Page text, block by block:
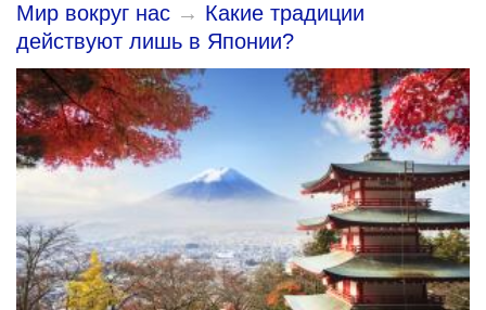
Мир вокруг нас → Какие традиции
действуют лишь в Японии?